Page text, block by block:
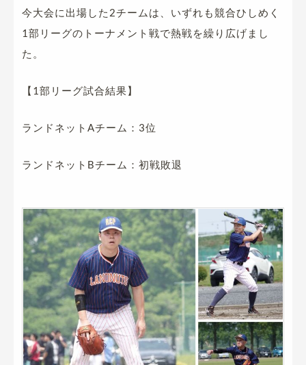
今大会に出場した2チームは、いずれも競合ひしめく
1部リーグのトーナメント戦で熱戦を繰り広げまし
た。
【1部リーグ試合結果】
ランドネットAチーム：3位
ランドネットBチーム：初戦敗退